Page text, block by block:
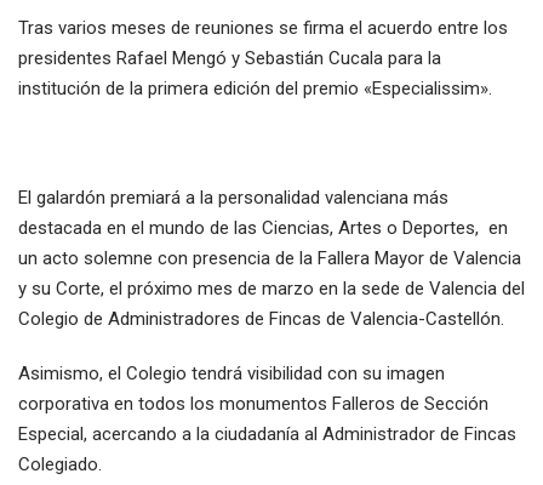
Tras varios meses de reuniones se firma el acuerdo entre los
presidentes Rafael Mengó y Sebastián Cucala para la
institución de la primera edición del premio «Especialissim».
El galardón premiará a la personalidad valenciana más
destacada en el mundo de las Ciencias, Artes o Deportes, en
un acto solemne con presencia de la Fallera Mayor de Valencia
y su Corte, el próximo mes de marzo en la sede de Valencia del
Colegio de Administradores de Fincas de Valencia-Castellón.
Asimismo, el Colegio tendrá visibilidad con su imagen
corporativa en todos los monumentos Falleros de Sección
Especial, acercando a la ciudadanía al Administrador de Fincas
Colegiado.